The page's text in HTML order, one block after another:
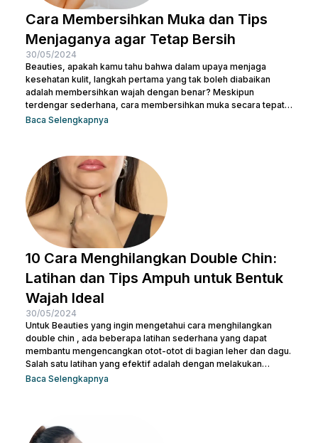
Cara Membersihkan Muka dan Tips
Menjaganya agar Tetap Bersih
30/05/2024
Beauties, apakah kamu tahu bahwa dalam upaya menjaga
kesehatan kulit, langkah pertama yang tak boleh diabaikan
adalah membersihkan wajah dengan benar? Meskipun
terdengar sederhana, cara membersihkan muka secara tepat
memiliki peran krusial dalam menjaga kulit tetap sehat dan
mempersiapkan kulit untuk penyerapan produk perawatan kulit
selanjutnya. Micellar water adalah pilihan pembersih yang
efektif dan praktis, terutama untuk menghapus makeup dan
kotoran saat...
Baca Selengkapnya
10 Cara Menghilangkan Double Chin:
Latihan dan Tips Ampuh untuk Bentuk
Wajah Ideal
30/05/2024
Untuk Beauties yang ingin mengetahui cara menghilangkan
double chin , ada beberapa latihan sederhana yang dapat
membantu mengencangkan otot-otot di bagian leher dan dagu.
Salah satu latihan yang efektif adalah dengan melakukan
gerakan menutup dan membuka mulut secara berulang. Kamu
simak penjelasan lengkapnya di bawah ini. 5 Penyebab Double
Chin Penyebab...
Baca Selengkapnya